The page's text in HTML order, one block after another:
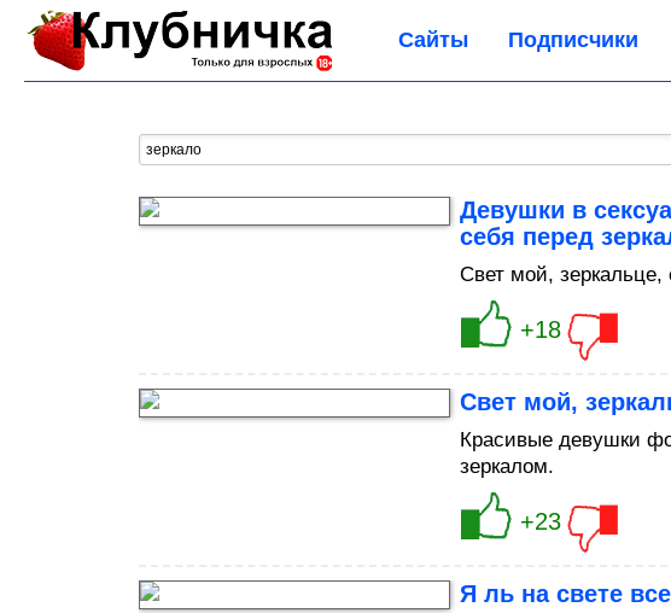
Сайты Подписчики
Девушки в
себя перед
Свет мой,
+18
Свет мой,
Красивые девушки
зеркалом.
+23
Я ль на свете